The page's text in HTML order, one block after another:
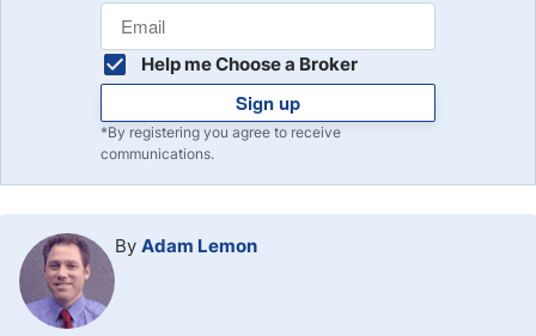
Help me Choose a Broker
Sign up
*By registering you agree to receive
communications.
By Adam Lemon